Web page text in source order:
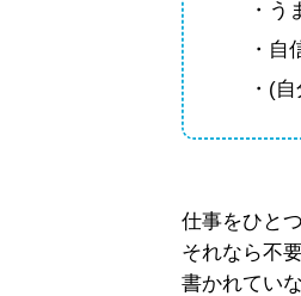
・うま
・自信
・(自分
仕事をひと
それなら不
書かれてい